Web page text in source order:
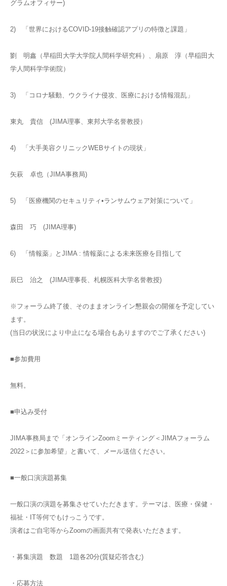
グラムオフィサー)
2) 「世界におけるCOVID-19接触確認アプリの特徴と課題」
劉 明鑫（早稲田大学大学院人間科学研究科）、扇原 淳（早稲田大
学人間科学学術院）
3) 「コロナ騒動、ウクライナ侵攻、医療における情報混乱」
東丸 貴信 (JIMA理事、東邦大学名誉教授）
4) 「大手美容クリニックWEBサイトの現状」
矢萩 卓也（JIMA事務局)
5) 「医療機関のセキュリティ•ランサムウェア対策について」
森田 巧 (JIMA理事)
6) 「情報薬」とJIMA : 情報薬による未来医療を目指して
辰巳 治之 (JIMA理事長、札幌医科大学名誉教授)
※フォーラム終了後、そのままオンライン懇親会の開催を予定してい
ます。
(当日の状況により中止になる場合もありますのでご了承ください)
■参加費用
無料。
■申込み受付
JIMA事務局まで「オンラインZoomミーティング＜JIMAフォーラム
2022＞に参加希望」と書いて、メール送信ください。
■一般口演演題募集
一般口演の演題を募集させていただきます。テーマは、医療・保健・
福祉・IT等何でもけっこうです。
演者はご自宅等からZoomの画面共有で発表いただきます。
・募集演題 数題 1題各20分(質疑応答含む)
・応募方法